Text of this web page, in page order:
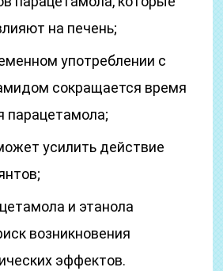
на печень;
употреблении с
сокращается время
парацетамола;
усилить действие
и этанола
возникновения
эффектов.